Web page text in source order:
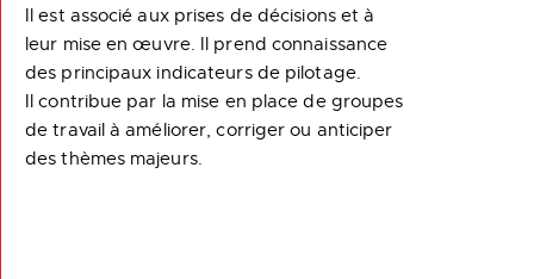
Il est associé aux prises de décisions et à
leur mise en œuvre. Il prend connaissance
des principaux indicateurs de pilotage.
Il contribue par la mise en place de groupes
de travail à améliorer, corriger ou anticiper
des thèmes majeurs.